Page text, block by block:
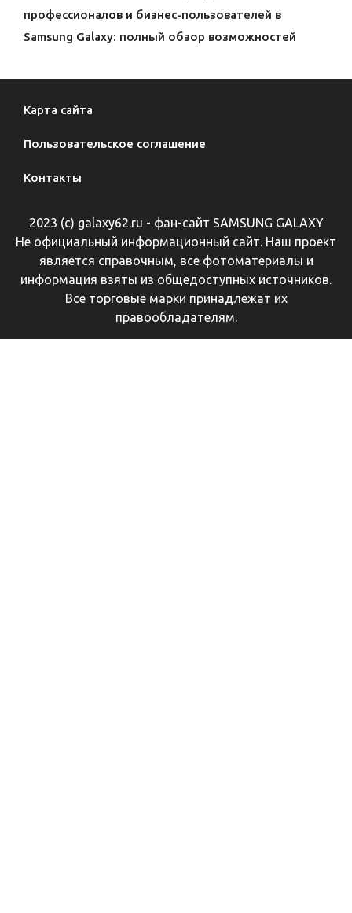
профессионалов и бизнес-пользователей в
Samsung Galaxy: полный обзор возможностей
Карта сайта
Пользовательское соглашение
Контакты
2023 (с) galaxy62.ru - фан-сайт SAMSUNG GALAXY
Не официальный информационный сайт. Наш проект
является справочным, все фотоматериалы и
информация взяты из общедоступных источников.
Все торговые марки принадлежат их
правообладателям.